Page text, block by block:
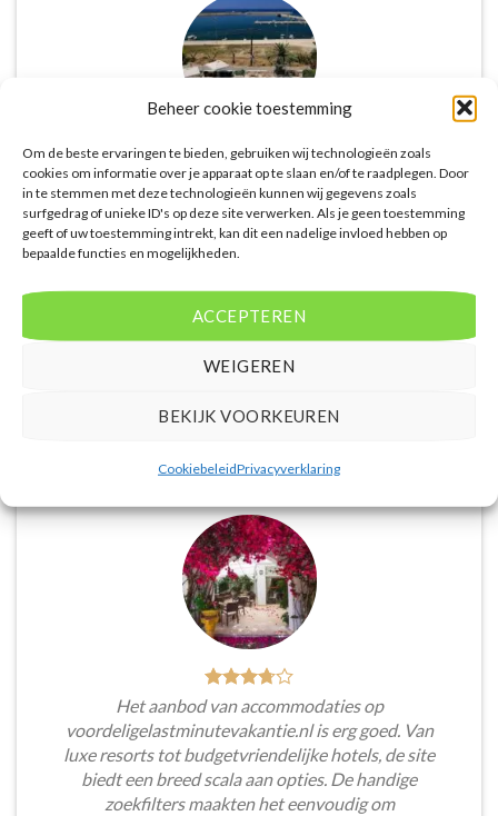
Beheer cookie toestemming
Om de beste ervaringen te bieden, gebruiken wij technologieën zoals
cookies om informatie over je apparaat op te slaan en/of te raadplegen. Door
in te stemmen met deze technologieën kunnen wij gegevens zoals
surfgedrag of unieke ID's op deze site verwerken. Als je geen toestemming
geeft of uw toestemming intrekt, kan dit een nadelige invloed hebben op
bepaalde functies en mogelijkheden.
ACCEPTEREN
WEIGEREN
BEKIJK VOORKEUREN
CookiebeleidPrivacyverklaring
De website biedt een groot aanbod van lastminute
deals naar diverse populaire
vakantiebestemmingen. Met handige filters kun je
eenvoudig zoeken op reisduur, bestemming en
continu vergeleken met andere aanbieders. Je hebt
dus altijd de garantie dat je de beste deal te pakken
Het aanbod van accommodaties op
voordeligelastminutevakantie.nl is erg goed. Van
luxe resorts tot budgetvriendelijke hotels, de site
biedt een breed scala aan opties. De handige
zoekfilters maakten het eenvoudig om